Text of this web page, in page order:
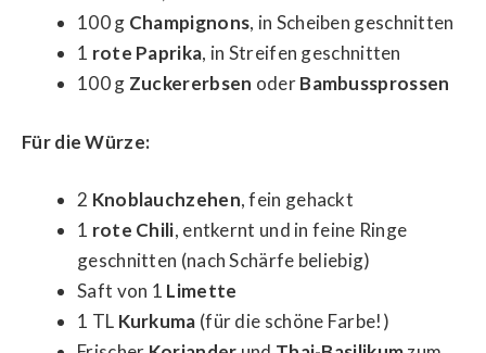
100 g Champignons, in Scheiben geschnitten
1 rote Paprika, in Streifen geschnitten
100 g Zuckererbsen oderBambussprossen
Für die Würze:
2 Knoblauchzehen, fein gehackt
1 rote Chili, entkernt und in feine Ringe
geschnitten (nach Schärfe beliebig)
Saft von 1 Limette
1 TL Kurkuma (für die schöne Farbe!)